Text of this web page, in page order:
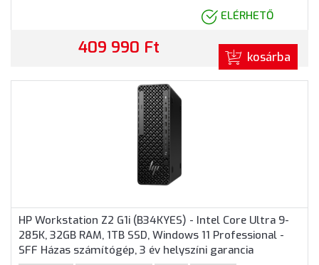
ELÉRHETŐ
409 990 Ft kosárba
HP Workstation Z2 G1i (B34KYES) - Intel Core Ultra 9-
285K, 32GB RAM, 1TB SSD, Windows 11 Professional -
SFF Házas számítógép, 3 év helyszíni garancia